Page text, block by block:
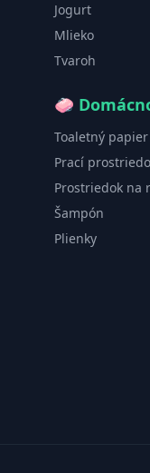
Jogurt
Mlieko
Tvaroh
🧼
Toaletný papier
Prací
Prostriedok na
Šampón
Plienky